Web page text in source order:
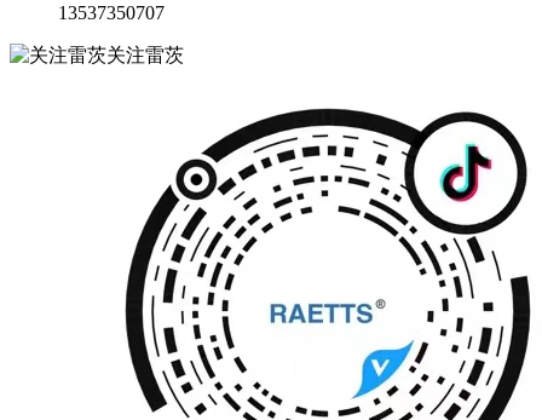
13537350707
关注雷茨